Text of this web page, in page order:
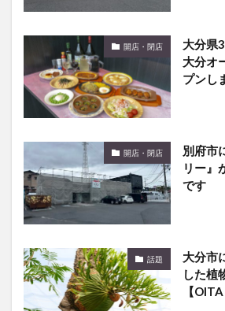
開店・閉店
大分県
大分オ
プンし
開店・閉店
別府市
リー』
です
話題
大分市
した植
【